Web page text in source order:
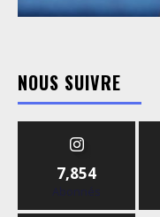
NOUS SUIVRE
7,854
Abonnés